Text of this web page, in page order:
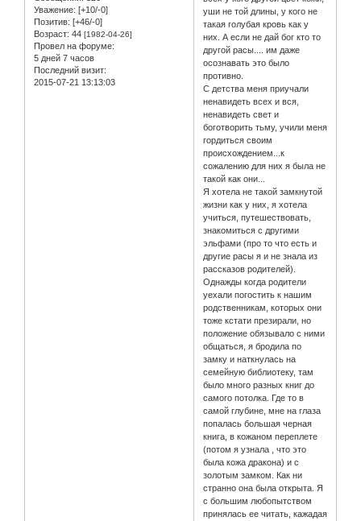
Уважение: [+10/-0]
Позитив: [+46/-0]
Возраст: 44 [1982-04-26]
Провел на форуме:
5 дней 7 часов
Последний визит:
2015-07-21 13:13:03
уши не той длины, у кого не
такая голубая кровь как у
них. А если не дай бог кто то
другой расы.... им даже
осознавать это было
противно.
С детства меня приучали
ненавидеть всех и вся,
ненавидеть свет и
боготворить тьму, учили меня
гордиться своим
происхождением...к
сожалению для них я была не
такой как они...
Я хотела не такой замкнутой
жизни как у них, я хотела
учиться, путешествовать,
знакомиться с другими
эльфами (про то что есть и
другие расы я и не знала из
рассказов родителей).
Однажды когда родители
уехали погостить к нашим
родственникам, которых они
тоже кстати презирали, но
положение обязывало с ними
общаться, я бродила по
замку и наткнулась на
семейную библиотеку, там
было много разных книг до
самого потолка. Где то в
самой глубине, мне на глаза
попалась большая черная
книга, в кожаном переплете
(потом я узнала , что это
была кожа дракона) и с
золотым замком. Как ни
странно она была открыта. Я
с большим любопытством
принялась ее читать, кажадая